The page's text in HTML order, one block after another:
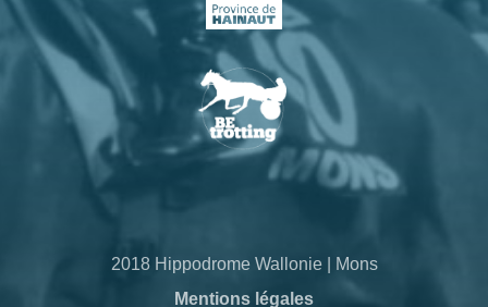
2018 Hippodrome Wallonie | Mons
Mentions légales